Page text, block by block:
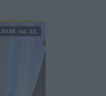
2026. 04. 23.